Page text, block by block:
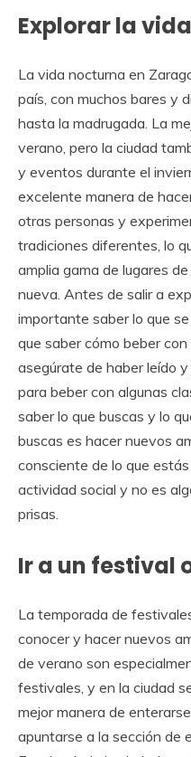
Explorar la
La vida nocturna en
país, con muchos bares y
hasta la madrugada. La
verano, pero la ciudad
y eventos durante el
excelente manera de
otras personas y
tradiciones diferentes, lo
amplia gama de lugares
nueva. Antes de salir a
importante saber lo que
que saber cómo beber
asegúrate de haber leído
para beber con algunas
saber lo que buscas y lo
buscas es hacer nuevos
consciente de lo que
actividad social y no es
prisas.
Ir a un festival
La temporada de
conocer y hacer nuevos
de verano son
festivales, y en la ciudad
mejor manera de
apuntarse a la sección de